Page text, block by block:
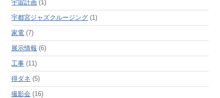
宇宙計画 (1)
宇都宮ジャズクルージング (1)
家電 (7)
展示情報 (6)
工事 (11)
得ダネ (5)
撮影会 (16)